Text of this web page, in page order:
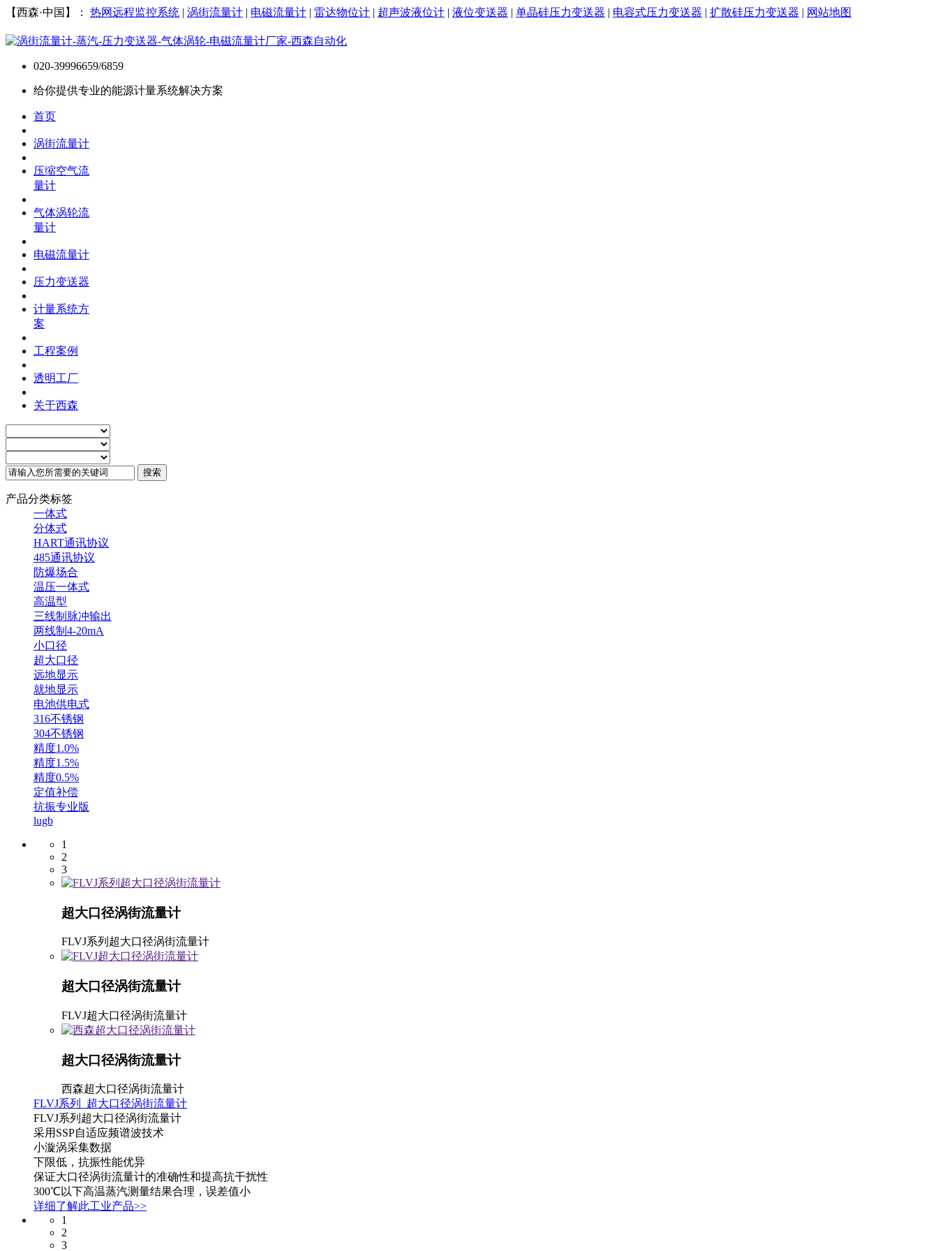
【西森·中国】： 热网远程监控系统 | 涡街流量计 | 电磁流量计 | 雷达物位计 | 超声波液位计 | 液位变送器 | 单晶硅压力变送器 | 电容式压力变送器 | 扩散硅压力变送器 | 网站地图
020-39996659/6859
给你提供专业的能源计量系统解决方案
首页
涡街流量计
压缩空气流
量计
气体涡轮流
量计
电磁流量计
压力变送器
计量系统方
案
工程案例
透明工厂
关于西森
产品分类标签
一体式
分体式
HART通讯协议
485通讯协议
防爆场合
温压一体式
高温型
三线制脉冲输出
两线制4-20mA
小口径
超大口径
远地显示
就地显示
电池供电式
316不锈钢
304不锈钢
精度1.0%
精度1.5%
精度0.5%
定值补偿
抗振专业版
lugb
1
2
3
超大口径涡街流量计
FLVJ系列超大口径涡街流量计
超大口径涡街流量计
FLVJ超大口径涡街流量计
超大口径涡街流量计
西森超大口径涡街流量计
FLVJ系列 超大口径涡街流量计
FLVJ系列超大口径涡街流量计
采用SSP自适应频谱波技术
小漩涡采集数据
下限低，抗振性能优异
保证大口径涡街流量计的准确性和提高抗干扰性
300℃以下高温蒸汽测量结果合理，误差值小
详细了解此工业产品>>
1
2
3